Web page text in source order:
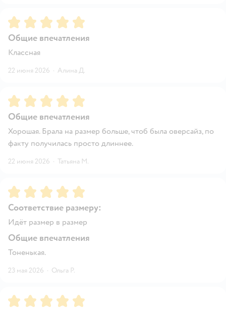
Рейтинг:5
Общие впечатления
Классная
22 июня 2026 · Алина Д.
Рейтинг:5
Общие впечатления
Хорошая. Брала на размер больше, чтоб была оверсайз, по
факту получилась просто длиннее.
22 июня 2026 · Татьяна М.
Рейтинг:5
Соответствие размеру:
Идёт размер в размер
Общие впечатления
Тоненькая.
23 мая 2026 · Ольга Р.
Рейтинг:5